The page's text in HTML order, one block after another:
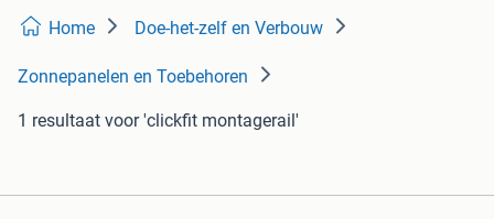
Home Doe-het-zelf en Verbouw
Zonnepanelen en Toebehoren
1 resultaat voor 'clickfit montagerail'